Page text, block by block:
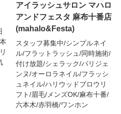
アイラッシュサロン マハロ
アンドフェスタ 麻布十番店
(mahalo&Festa)
スタッフ募集中/シンプルネイ
ル/フラットラッシュ/同時施術/
付け放題/シェラック/パリジェ
ンヌ/オーロラネイル/フラッシ
ュネイル/ハリウッドブロウリ
フト/眉毛/メンズOK/麻布十番/
六本木/赤羽橋/ワンホン